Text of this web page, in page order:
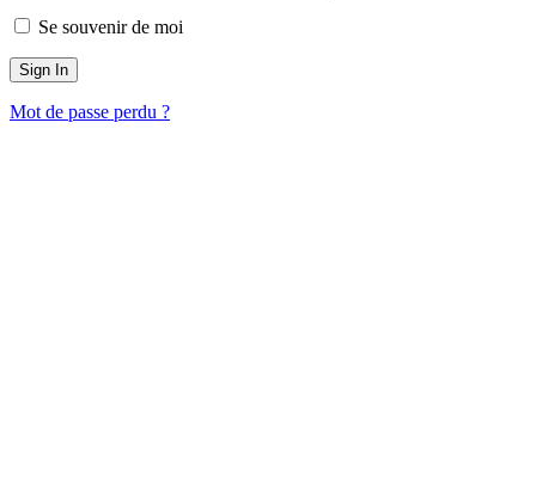
Se souvenir de moi
Mot de passe perdu ?